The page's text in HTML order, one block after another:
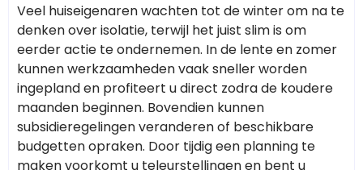
Veel huiseigenaren wachten tot de winter om na te
denken over isolatie, terwijl het juist slim is om
eerder actie te ondernemen. In de lente en zomer
kunnen werkzaamheden vaak sneller worden
ingepland en profiteert u direct zodra de koudere
maanden beginnen. Bovendien kunnen
subsidieregelingen veranderen of beschikbare
budgetten opraken. Door tijdig een planning te
maken voorkomt u teleurstellingen en bent u